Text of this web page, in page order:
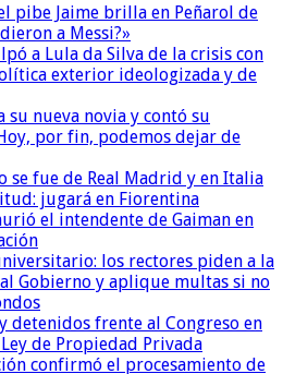
pibe Jaime brilla en Peñarol de
a Messi?»
a Lula da Silva de la crisis con
exterior ideologizada y de
su nueva novia y contó su
por fin, podemos dejar de
se fue de Real Madrid y en Italia
jugará en Fiorentina
el intendente de Gaiman en
los rectores piden a la
Gobierno y aplique multas si no
detenidos frente al Congreso en
de Propiedad Privada
confirmó el procesamiento de